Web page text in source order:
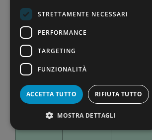
Lazio Roma
a Sabina
STRETTAMENTE NECESSARI
PERFORMANCE
TARGETING
FUNZIONALITÀ
ACCETTA TUTTO RIFIUTA TUTTO
MOSTRA DETTAGLI